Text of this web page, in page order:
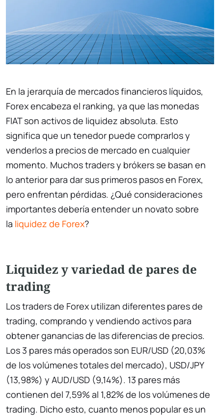
En la jerarquía de mercados financieros líquidos,
Forex encabeza el ranking, ya que las monedas
FIAT son activos de liquidez absoluta. Esto
significa que un tenedor puede comprarlos y
venderlos a precios de mercado en cualquier
momento. Muchos traders y brókers se basan en
lo anterior para dar sus primeros pasos en Forex,
pero enfrentan pérdidas. ¿Qué consideraciones
importantes debería entender un novato sobre
la liquidez de Forex?
Liquidez y variedad de pares de
trading
Los traders de Forex utilizan diferentes pares de
trading, comprando y vendiendo activos para
obtener ganancias de las diferencias de precios.
Los 3 pares más operados son EUR/USD (20,03%
de los volúmenes totales del mercado), USD/JPY
(13,98%) y AUD/USD (9,14%). 13 pares más
contienen del 7,59% al 1,82% de los volúmenes de
trading. Dicho esto, cuanto menos popular es un